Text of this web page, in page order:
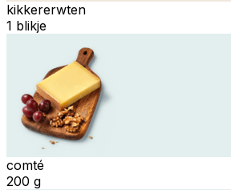
kikkererwten
1 blikje
comté
200 g